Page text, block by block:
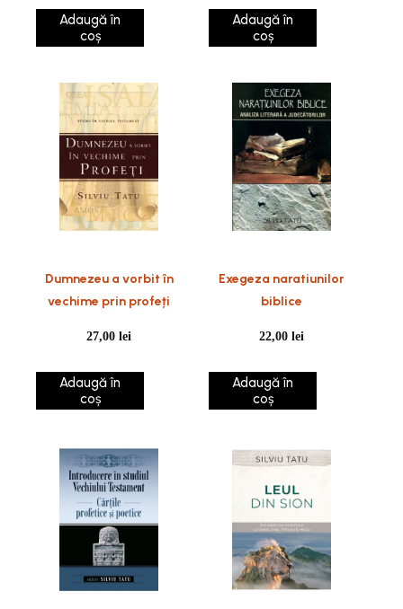
Adaugă în
coș
Adaugă în
coș
Dumnezeu a vorbit în
vechime prin profeți
27,00lei
Adaugă în
coș
Exegeza naratiunilor
biblice
22,00lei
Adaugă în
coș